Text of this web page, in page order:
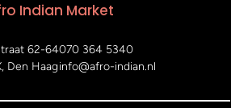
Indian Market
62-64
Den Haag
070 364 5340
info@afro-indian.nl